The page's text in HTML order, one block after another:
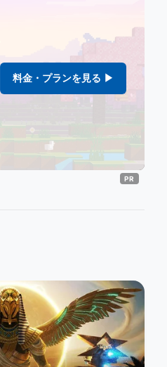
料金・プランを見る ▶